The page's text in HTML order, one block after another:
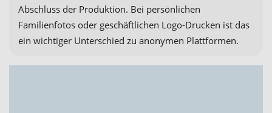
Abschluss der Produktion. Bei persönlichen
Familienfotos oder geschäftlichen Logo-Drucken ist das
ein wichtiger Unterschied zu anonymen Plattformen.